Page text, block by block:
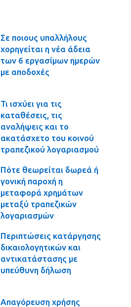
Σε ποιους υπαλλήλους
χορηγείται η νέα άδεια
των 6 εργασίμων ημερών
με αποδοχές
Τι ισχύει για τις
καταθέσεις, τις
αναλήψεις και το
ακατάσχετο του κοινού
τραπεζικού λογαριασμού
Πότε θεωρείται δωρεά ή
γονική παροχή η
μεταφορά χρημάτων
μεταξύ τραπεζικών
λογαριασμών
Περιπτώσεις κατάργησης
δικαιολογητικών και
αντικατάστασης με
υπεύθυνη δήλωση
Απαγόρευση χρήσης